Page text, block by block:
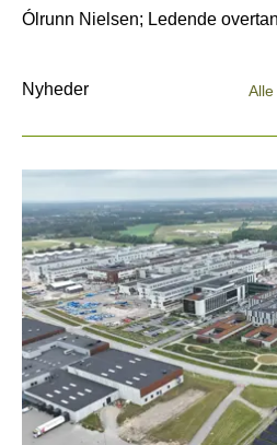
Ólrunn Nielsen; Ledende
Nyheder